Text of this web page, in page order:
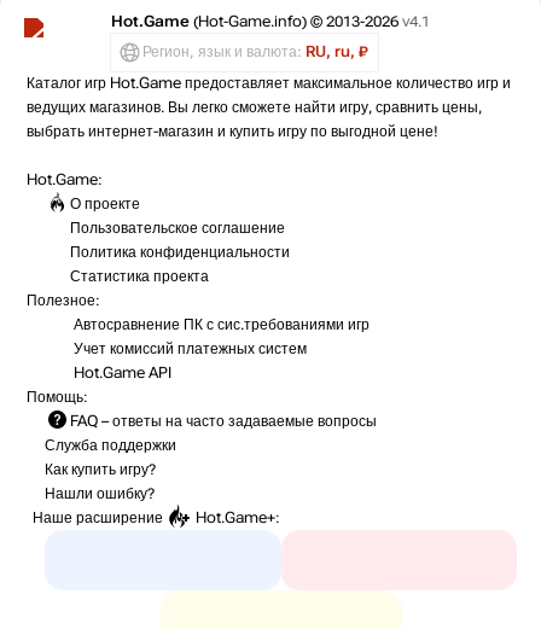
Hot.Game (Hot-Game.info) © 2013-2026 v4.1
Регион, язык и валюта: RU, ru, ₽
Каталог игр Hot.Game предоставляет максимальное количество игр и
ведущих магазинов. Вы легко сможете найти игру, сравнить цены,
выбрать интернет-магазин и купить игру по выгодной цене!
Hot.Game:
О проекте
Пользовательское соглашение
Политика конфиденциальности
Статистика проекта
Полезное:
Автосравнение ПК с сис.требованиями игр
Учет комиссий платежных систем
Hot.Game API
Помощь:
FAQ – ответы на часто задаваемые вопросы
Служба поддержки
Как купить игру?
Нашли ошибку?
Наше расширение
Hot.Game+: